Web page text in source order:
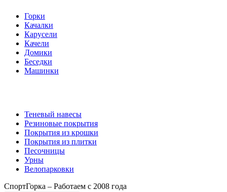
Горки
Качалки
Карусели
Качели
Домики
Беседки
Машинки
Теневый навесы
Резиновые покрытия
Покрытия из крошки
Покрытия из плитки
Песочницы
Урны
Велопарковки
СпортГорка – Работаем с 2008 года